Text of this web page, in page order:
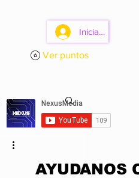
Iniciar sesión
Ver puntos
​AYUDANOS